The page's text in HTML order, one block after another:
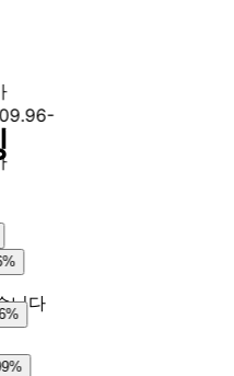
-
%
%
니다